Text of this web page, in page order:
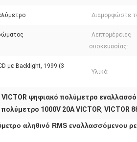
Διαμορφώστε
Λεπτομέρειες
συσκευασίας:
με Backlight, 1999 (3
Υλικό:
ψηφιακό πολύμετρο
1000V 20A VICTOR VICTOR
αληθινό RMS εναλλασσόμενου